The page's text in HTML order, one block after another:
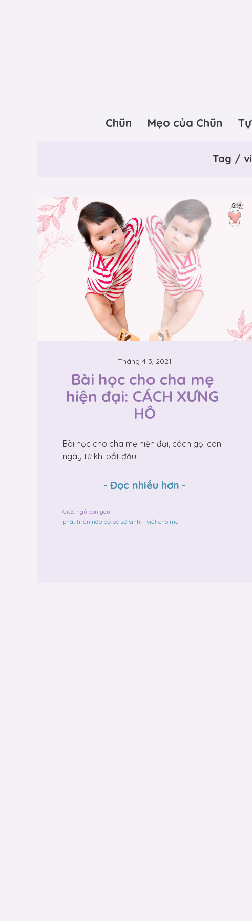
Chũn Mẹo của Chũn
Tag /
Tháng 4 3, 2021
Bài học cho cha mẹ
hiện đại: CÁCH XƯNG
HÔ
Bài học cho cha mẹ hiện đại, cách gọi con
ngày từ khi bắt đầu
- Đọc nhiều hơn -
Giấc ngủ con yêu
phát triển não bộ bé sơ sinh
viết cho mẹ